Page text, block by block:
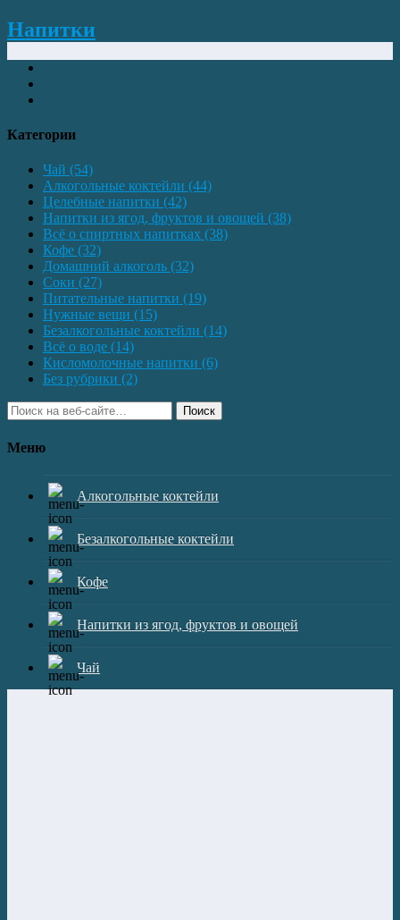
Напитки
Категории
Чай (54)
Алкогольные коктейли (44)
Целебные напитки (42)
Напитки из ягод, фруктов и овощей (38)
Всё о спиртных напитках (38)
Кофе (32)
Домашний алкоголь (32)
Соки (27)
Питательные напитки (19)
Нужные вещи (15)
Безалкогольные коктейли (14)
Всё о воде (14)
Кисломолочные напитки (6)
Без рубрики (2)
Поиск
Меню
Алкогольные коктейли
Безалкогольные коктейли
Кофе
Напитки из ягод, фруктов и овощей
Чай